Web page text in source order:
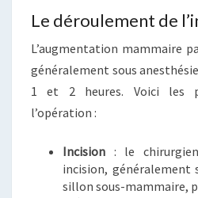
Le déroulement de
L’augmentation mammaire
généralement sous
1 et 2 heures. Voici les
l’opération :
Incision : le
incision, généralement
sillon sous-mammaire,